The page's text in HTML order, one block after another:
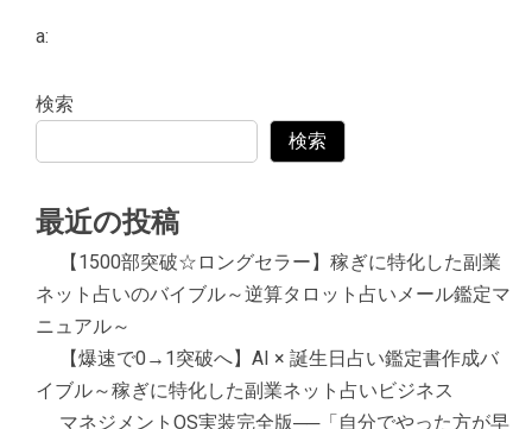
a:
検索
検索
最近の投稿
【1500部突破☆ロングセラー】稼ぎに特化した副業
ネット占いのバイブル～逆算タロット占いメール鑑定マ
ニュアル～
【爆速で0→1突破へ】AI × 誕生日占い鑑定書作成バ
イブル～稼ぎに特化した副業ネット占いビジネス
マネジメントOS実装完全版──「自分でやった方が早